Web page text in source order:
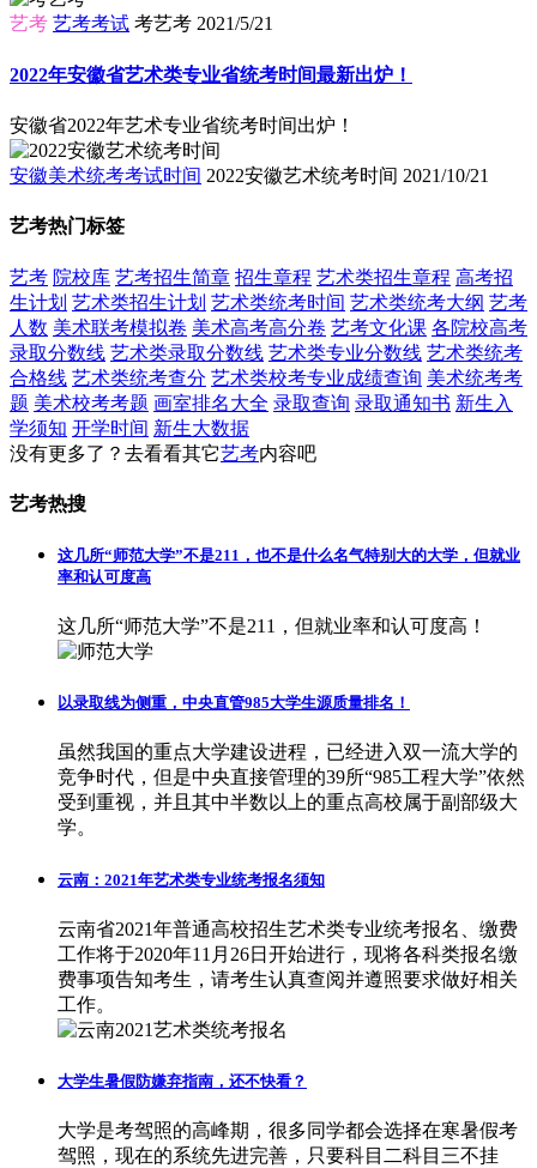
艺考 艺考考试 考艺考 2021/5/21
2022年安徽省艺术类专业省统考时间最新出炉！
安徽省2022年艺术专业省统考时间出炉！
安徽美术统考考试时间 2022安徽艺术统考时间 2021/10/21
艺考热门标签
艺考 院校库 艺考招生简章 招生章程 艺术类招生章程 高考招
生计划 艺术类招生计划 艺术类统考时间 艺术类统考大纲 艺考
人数 美术联考模拟卷 美术高考高分卷 艺考文化课 各院校高考
录取分数线 艺术类录取分数线 艺术类专业分数线 艺术类统考
合格线 艺术类统考查分 艺术类校考专业成绩查询 美术统考考
题 美术校考考题 画室排名大全 录取查询 录取通知书 新生入
学须知 开学时间 新生大数据
没有更多了？去看看其它艺考内容吧
艺考热搜
这几所“师范大学”不是211，也不是什么名气特别大的大学，但就业
率和认可度高
这几所“师范大学”不是211，但就业率和认可度高！
以录取线为侧重，中央直管985大学生源质量排名！
虽然我国的重点大学建设进程，已经进入双一流大学的
竞争时代，但是中央直接管理的39所“985工程大学”依然
受到重视，并且其中半数以上的重点高校属于副部级大
学。
云南：2021年艺术类专业统考报名须知
云南省2021年普通高校招生艺术类专业统考报名、缴费
工作将于2020年11月26日开始进行，现将各科类报名缴
费事项告知考生，请考生认真查阅并遵照要求做好相关
工作。
大学生暑假防嫌弃指南，还不快看？
大学是考驾照的高峰期，很多同学都会选择在寒暑假考
驾照，现在的系统先进完善，只要科目二科目三不挂